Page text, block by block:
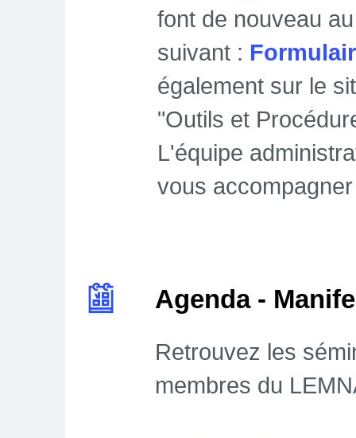
font de nouveau
suivant :
également sur le
"Outils et
L'équipe
vous
Agenda -
Retrouvez les
membres du